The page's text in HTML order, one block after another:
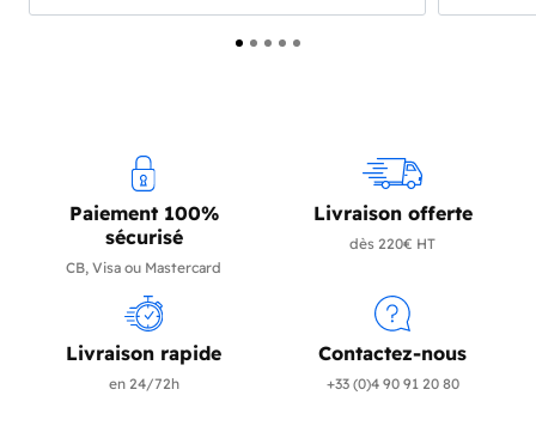
Paiement 100%
sécurisé
CB, Visa ou Mastercard
Livraison offerte
dès 220€ HT
Livraison rapide
en 24/72h
Contactez-nous
+33 (0)4 90 91 20 80